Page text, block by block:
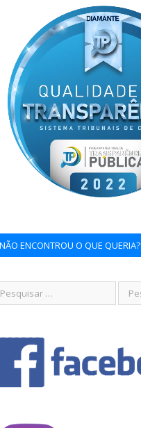
NÃO ENCONTROU O QUE QUERIA?